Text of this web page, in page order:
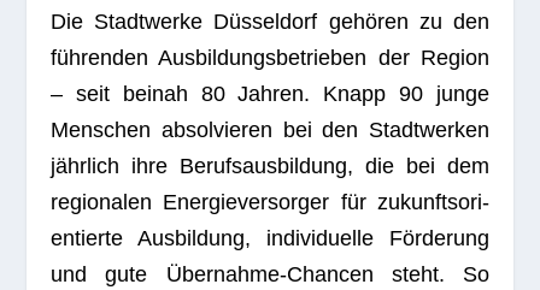
Die Stadt­werke Düs­sel­dorf gehö­ren zu den
füh­ren­den Aus­bil­dungs­be­trie­ben der Region
– seit bei­nah 80 Jah­ren. Knapp 90 junge
Men­schen absol­vie­ren bei den Stadt­wer­ken
jähr­lich ihre Berufs­aus­bil­dung, die bei dem
regio­na­len Ener­gie­ver­sor­ger für zukunfts­ori­
en­tierte Aus­bil­dung, indi­vi­du­elle För­de­rung
und gute Über­nahme-Chan­cen steht. So